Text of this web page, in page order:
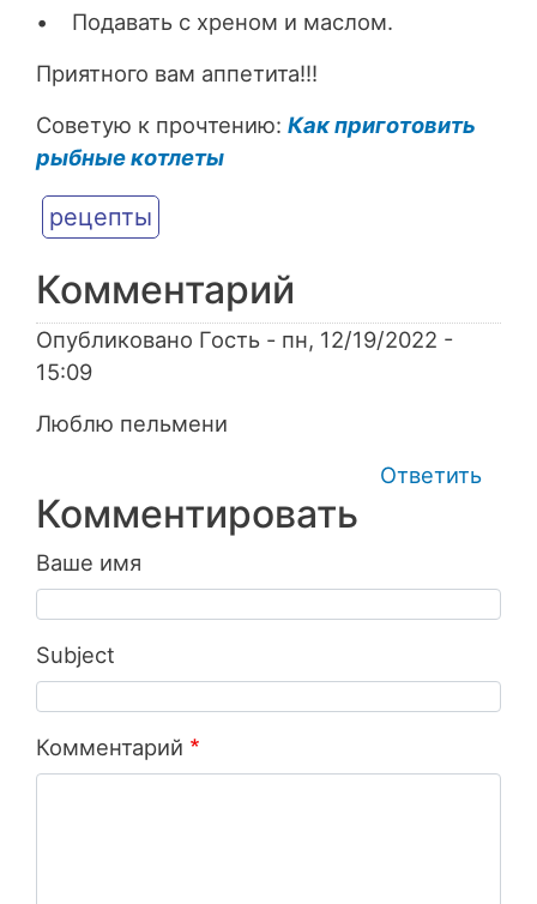
• Подавать с хреном и маслом.
Приятного вам аппетита!!!
Советую к прочтению: Как приготовить
рыбные котлеты
рецепты
Комментарий
Опубликовано Гость - пн, 12/19/2022 -
15:09
Люблю пельмени
Ответить
Комментировать
Ваше имя
Subject
Комментарий